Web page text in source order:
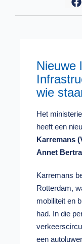
Nieuwe
wie
Het
heeft een
Karremans
Annet
Karremans
Rotterdam,
mobiliteit en
had. In die
een